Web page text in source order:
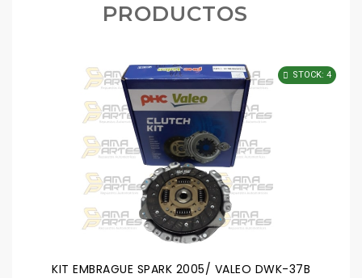
PRODUCTOS
KIT EMBRAGUE SPARK 2005/ VALEO DWK-37B
STOCK: 4